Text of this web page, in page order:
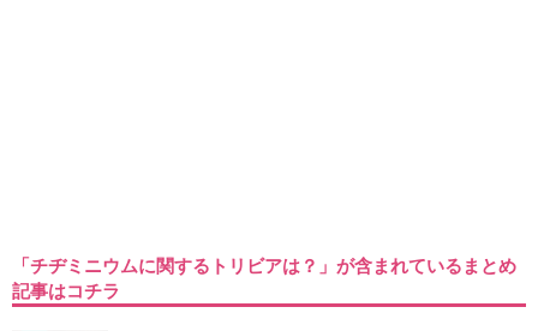
「チヂミニウムに関するトリビアは？」が含まれているまとめ
記事はコチラ